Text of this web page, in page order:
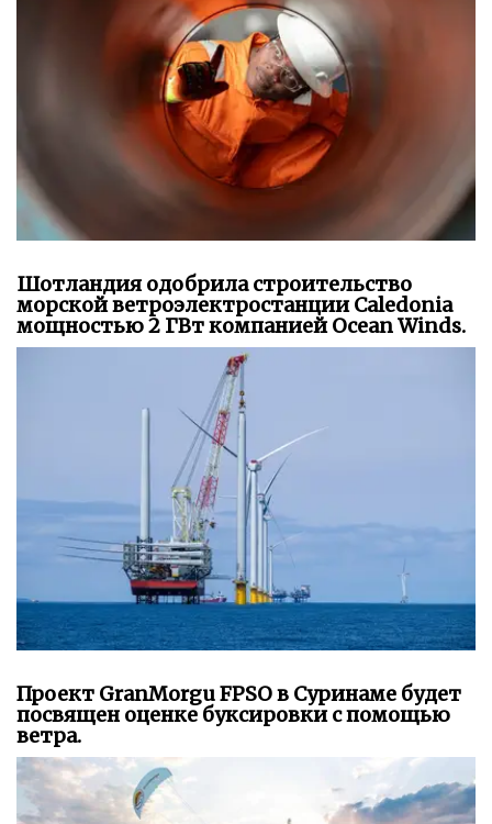
Шотландия одобрила строительство
морской ветроэлектростанции Caledonia
мощностью 2 ГВт компанией Ocean Winds.
Проект GranMorgu FPSO в Суринаме будет
посвящен оценке буксировки с помощью
ветра.